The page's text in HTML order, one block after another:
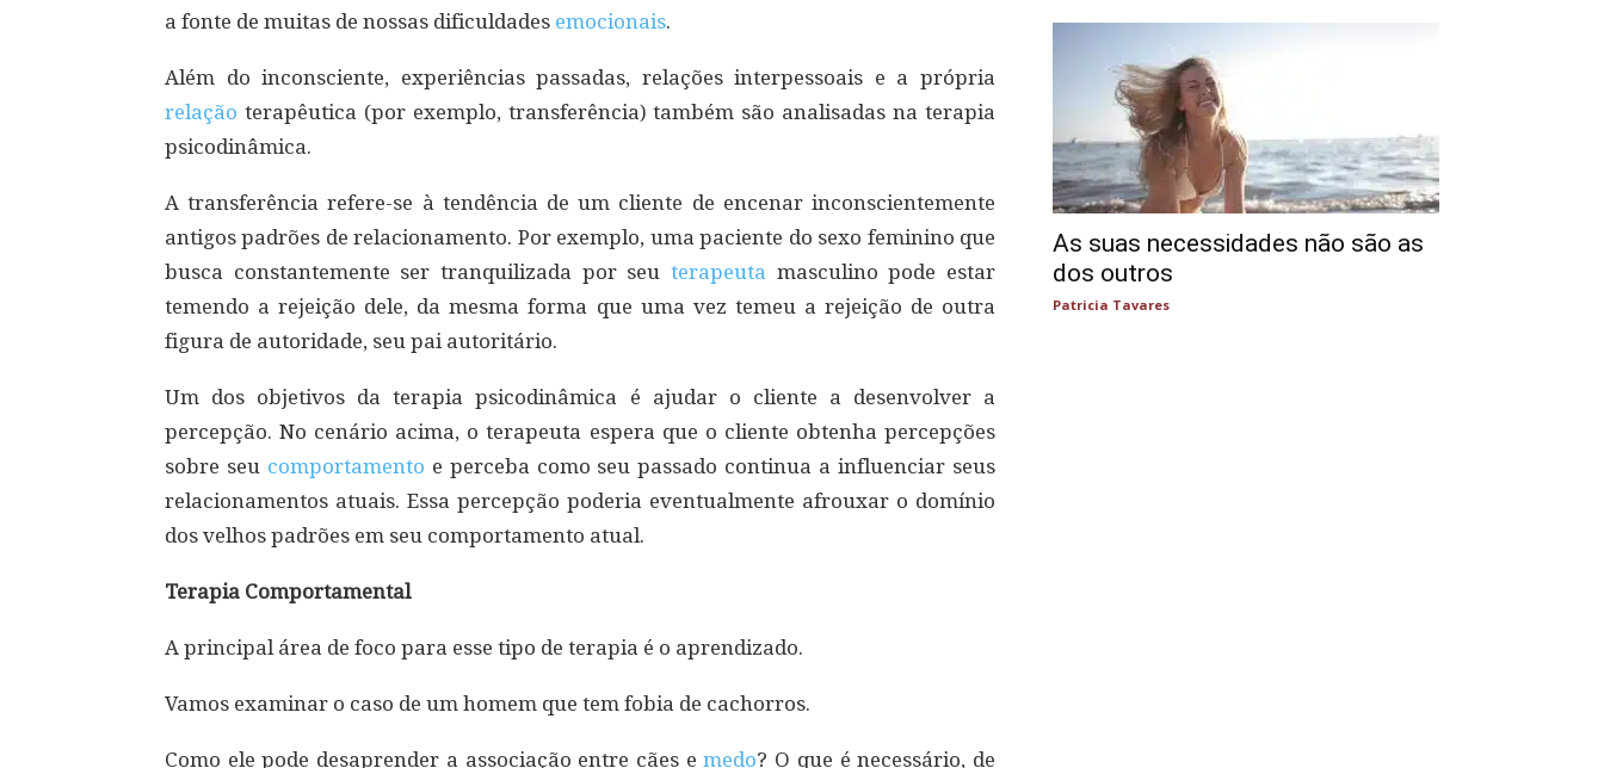
a fonte de muitas de nossas dificuldades emocionais.
Além do inconsciente, experiências passadas, relações interpessoais e a própria
relação terapêutica (por exemplo, transferência) também são analisadas na terapia
psicodinâmica.
A transferência refere-se à tendência de um cliente de encenar inconscientemente
antigos padrões de relacionamento. Por exemplo, uma paciente do sexo feminino que
busca constantemente ser tranquilizada por seu terapeuta masculino pode estar
temendo a rejeição dele, da mesma forma que uma vez temeu a rejeição de outra
figura de autoridade, seu pai autoritário.
Um dos objetivos da terapia psicodinâmica é ajudar o cliente a desenvolver a
percepção. No cenário acima, o terapeuta espera que o cliente obtenha percepções
sobre seu comportamento e perceba como seu passado continua a influenciar seus
relacionamentos atuais. Essa percepção poderia eventualmente afrouxar o domínio
dos velhos padrões em seu comportamento atual.
Terapia Comportamental
A principal área de foco para esse tipo de terapia é o aprendizado.
Vamos examinar o caso de um homem que tem fobia de cachorros.
Como ele pode desaprender a associação entre cães emedo? O que é necessário, de
As suas necessidades não são as
dos outros
Patricia Tavares